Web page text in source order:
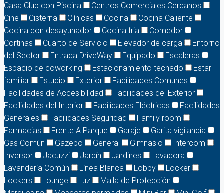
Casa Club con Piscina
Centros Comerciales Cercanos
Cine
Cisterna Clínicas Cocina
Cocina Caliente
Cocina con desayunador
Cocina fria
Comedor
Cortinas
Cuarto de Servicio Elevador de carga
Entorno
del Sector
Entrada DriveWay Equipado
Escaleras
Espacio de coworking
Estacionamiento techado
Estar
familiar
Estudio Exterior
Facilidades Comunes
Facilidades de Accesibilidad
Facilidades del Exterior
Facilidades del Interior
Facilidades Eléctricas
Facilidades
Generales
Facilidades Seguridad
Family room
Farmacias
Frente A Parque Garaje
Garita vigilancia
Gas Común
Gazebo General Gimnasio
Intercom
Inversor
Jacuzzi Jardín Jardines
Lavadora
Lavandería Común
Línea Blanca Lobby
Locker
Lockers
Lounge Luz
Malla de Protección